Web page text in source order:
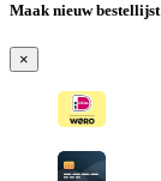
Maak nieuw bestellijst
×